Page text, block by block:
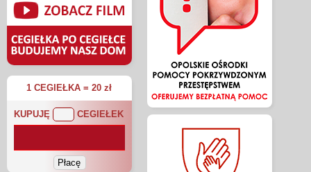
1 CEGIEŁKA = 20 zł
KUPUJĘ CEGIEŁEK